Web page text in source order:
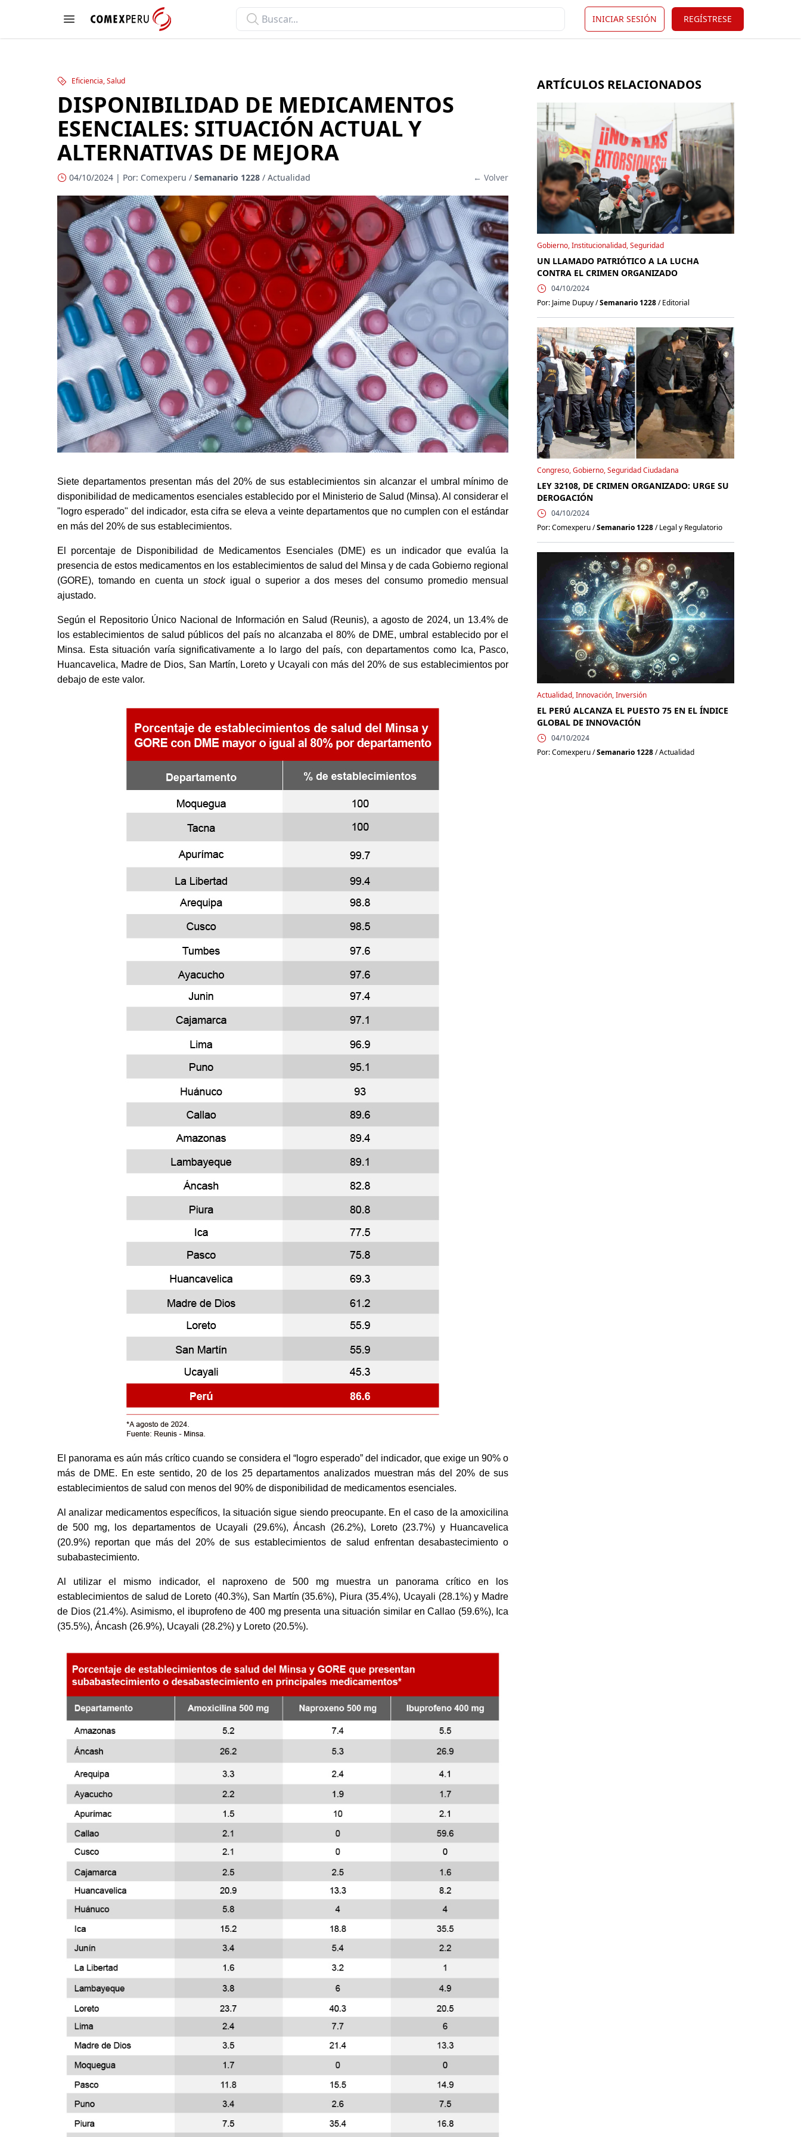
Open menu
ComexPerú INICIAR SESIÓN REGÍSTRESE
Eficiencia, Salud
DISPONIBILIDAD DE MEDICAMENTOS
ESENCIALES: SITUACIÓN ACTUAL Y
ALTERNATIVAS DE MEJORA
04/10/2024 | Por: Comexperu / Semanario 1228 / Actualidad ← Volver
Siete departamentos presentan más del 20% de sus establecimientos sin alcanzar el umbral mínimo de
disponibilidad de medicamentos esenciales establecido por el Ministerio de Salud (Minsa). Al considerar el
"logro esperado" del indicador, esta cifra se eleva a veinte departamentos que no cumplen con el estándar
en más del 20% de sus establecimientos.
El porcentaje de Disponibilidad de Medicamentos Esenciales (DME) es un indicador que evalúa la
presencia de estos medicamentos en los establecimientos de salud del Minsa y de cada Gobierno regional
(GORE), tomando en cuenta un stock igual o superior a dos meses del consumo promedio mensual
ajustado.
Según el Repositorio Único Nacional de Información en Salud (Reunis), a agosto de 2024, un 13.4% de
los establecimientos de salud públicos del país no alcanzaba el 80% de DME, umbral establecido por el
Minsa. Esta situación varía significativamente a lo largo del país, con departamentos como Ica, Pasco,
Huancavelica, Madre de Dios, San Martín, Loreto y Ucayali con más del 20% de sus establecimientos por
debajo de este valor.
El panorama es aún más crítico cuando se considera el “logro esperado” del indicador, que exige un 90% o
más de DME. En este sentido, 20 de los 25 departamentos analizados muestran más del 20% de sus
establecimientos de salud con menos del 90% de disponibilidad de medicamentos esenciales.
Al analizar medicamentos específicos, la situación sigue siendo preocupante. En el caso de la amoxicilina
de 500 mg, los departamentos de Ucayali (29.6%), Áncash (26.2%), Loreto (23.7%) y Huancavelica
(20.9%) reportan que más del 20% de sus establecimientos de salud enfrentan desabastecimiento o
subabastecimiento.
Al utilizar el mismo indicador, el naproxeno de 500 mg muestra un panorama crítico en los
establecimientos de salud de Loreto (40.3%), San Martín (35.6%), Piura (35.4%), Ucayali (28.1%) y Madre
de Dios (21.4%). Asimismo, el ibuprofeno de 400 mg presenta una situación similar en Callao (59.6%), Ica
(35.5%), Áncash (26.9%), Ucayali (28.2%) y Loreto (20.5%).
ARTÍCULOS RELACIONADOS
Gobierno, Institucionalidad, Seguridad
UN LLAMADO PATRIÓTICO A LA LUCHA
CONTRA EL CRIMEN ORGANIZADO
04/10/2024
Por: Jaime Dupuy /Semanario 1228/ Editorial
Congreso, Gobierno, Seguridad Ciudadana
LEY 32108, DE CRIMEN ORGANIZADO: URGE SU
DEROGACIÓN
04/10/2024
Por: Comexperu /Semanario 1228/ Legal y Regulatorio
Actualidad, Innovación, Inversión
EL PERÚ ALCANZA EL PUESTO 75 EN EL ÍNDICE
GLOBAL DE INNOVACIÓN
04/10/2024
Por: Comexperu /Semanario 1228/ Actualidad